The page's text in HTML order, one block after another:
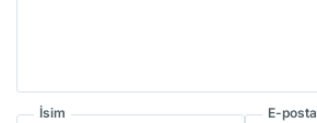
İsim E-posta